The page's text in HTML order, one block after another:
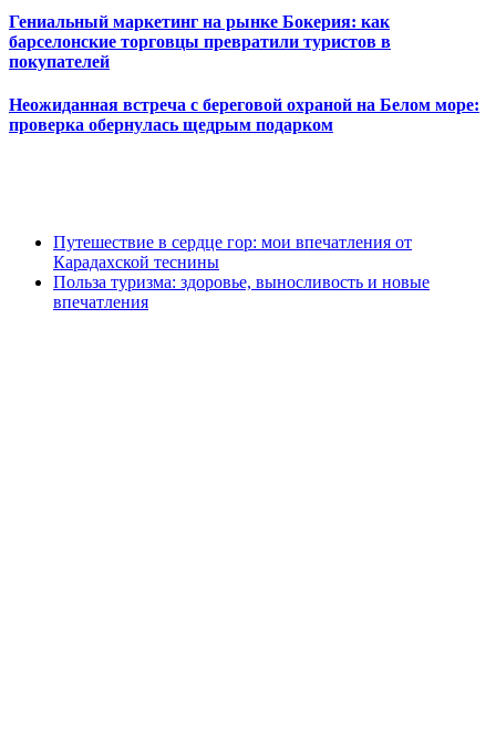
Гениальный маркетинг на рынке Бокерия: как
барселонские торговцы превратили туристов в
покупателей
Неожиданная встреча с береговой охраной на Белом море:
проверка обернулась щедрым подарком
Путешествие в сердце гор: мои впечатления от
Карадахской теснины
Польза туризма: здоровье, выносливость и новые
впечатления